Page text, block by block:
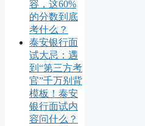
容，这60%
的分数到底
考什么？
泰安银行面
试大忌：遇
到“第三方考
官”千万别背
模板！泰安
银行面试内
容问什么？